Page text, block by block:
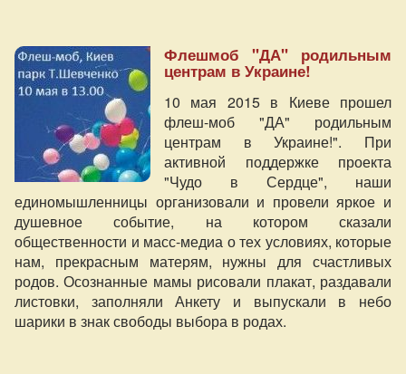
Флешмоб "ДА" родильным
центрам в Украине!
10 мая 2015 в Киеве прошел
флеш-моб "ДА" родильным
центрам в Украине!". При
активной поддержке проекта
"Чудо в Сердце", наши
единомышленницы организовали и провели яркое и
душевное событие, на котором сказали
общественности и масс-медиа о тех условиях, которые
нам, прекрасным матерям, нужны для счастливых
родов. Осознанные мамы рисовали плакат, раздавали
листовки, заполняли Анкету и выпускали в небо
шарики в знак свободы выбора в родах.